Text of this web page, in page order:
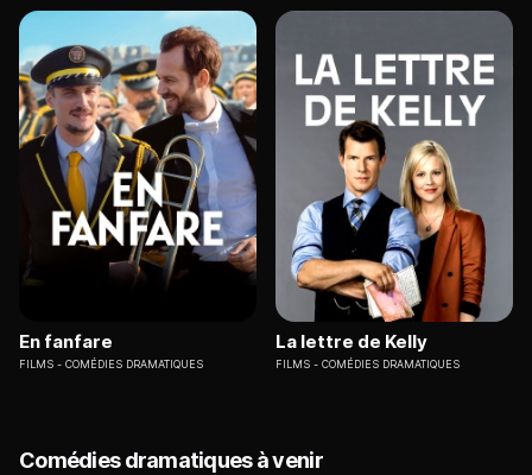
En fanfare
FILMS COMÉDIES DRAMATIQUES
La lettre de Kelly
FILMS COMÉDIES DRAMATIQUES
Comédies dramatiques à venir